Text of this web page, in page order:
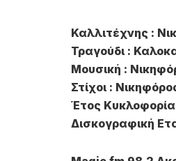
Καλλιτέχνης :
Τραγούδι :
Μουσική :
Στίχοι :
Έτος
Δισκογραφική